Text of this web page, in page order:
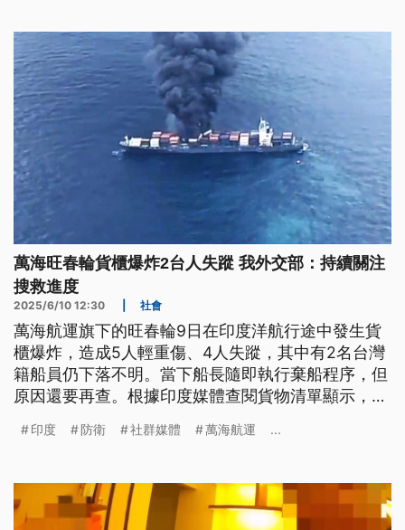
萬海旺春輪貨櫃爆炸2台人失蹤 我外交部：持續關注
搜救進度
2025/6/10 12:30 社會
萬海航運旗下的旺春輪9日在印度洋航行途中發生貨
櫃爆炸，造成5人輕重傷、4人失蹤，其中有2名台灣
籍船員仍下落不明。當下船長隨即執行棄船程序，但
原因還要再查。根據印度媒體查閱貨物清單顯示，船
交部回應，將持續關注搜救進度，和印方有關單位保
印度 防衛 社群媒體 萬海航運 ...